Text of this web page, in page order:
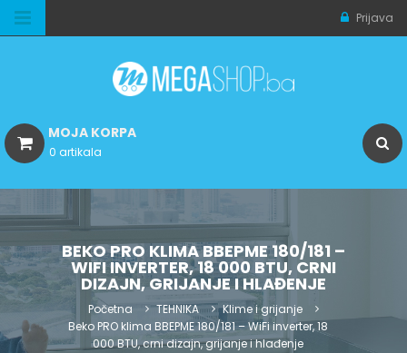
Prijava
MOJA KORPA
0 artikala
BEKO PRO KLIMA BBEPME 180/181 –
WIFI INVERTER, 18 000 BTU, CRNI
DIZAJN, GRIJANJE I HLAĐENJE
Početna TEHNIKA
Klime i grijanje
Beko PRO klima BBEPME 180/181 – WiFi inverter, 18
000 BTU, crni dizajn, grijanje i hlađenje